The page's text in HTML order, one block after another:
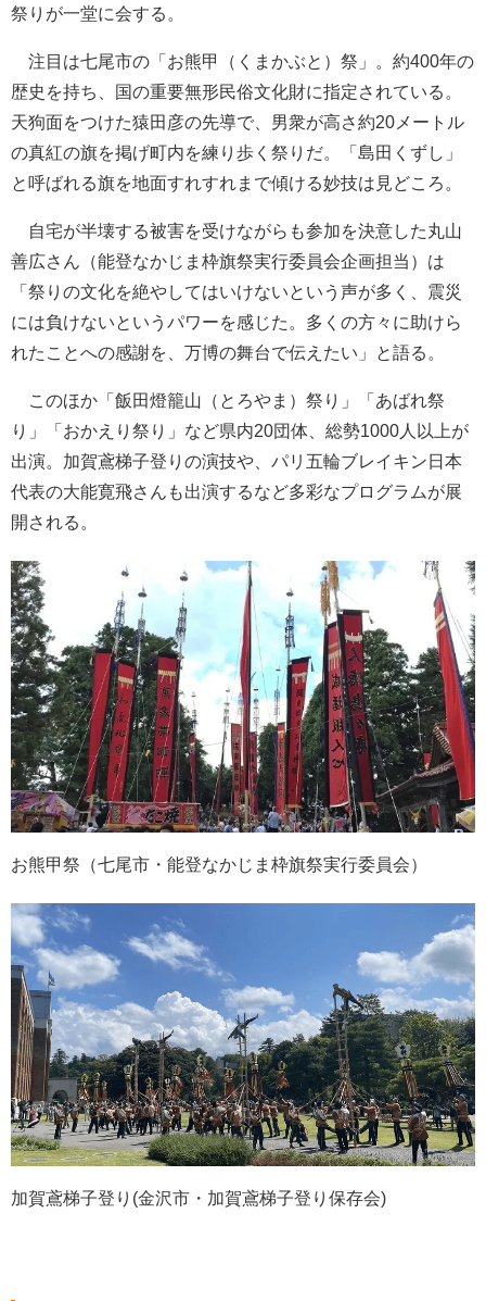
祭りが一堂に会する。
注目は七尾市の「お熊甲（くまかぶと）祭」。約400年の
歴史を持ち、国の重要無形民俗文化財に指定されている。
天狗面をつけた猿田彦の先導で、男衆が高さ約20メートル
の真紅の旗を掲げ町内を練り歩く祭りだ。「島田くずし」
と呼ばれる旗を地面すれすれまで傾ける妙技は見どころ。
自宅が半壊する被害を受けながらも参加を決意した丸山
善広さん（能登なかじま枠旗祭実行委員会企画担当）は
「祭りの文化を絶やしてはいけないという声が多く、震災
には負けないというパワーを感じた。多くの方々に助けら
れたことへの感謝を、万博の舞台で伝えたい」と語る。
このほか「飯田燈籠山（とろやま）祭り」「あばれ祭
り」「おかえり祭り」など県内20団体、総勢1000人以上が
出演。加賀鳶梯子登りの演技や、パリ五輪ブレイキン日本
代表の大能寛飛さんも出演するなど多彩なプログラムが展
開される。
お熊甲祭（七尾市・能登なかじま枠旗祭実行委員会）
加賀鳶梯子登り(金沢市・加賀鳶梯子登り保存会)